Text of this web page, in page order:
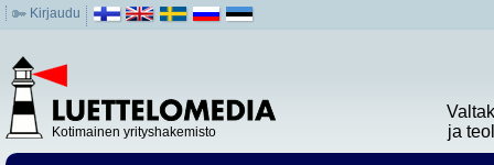
Kirjaudu
Kotimainen yrityshakemisto
ja